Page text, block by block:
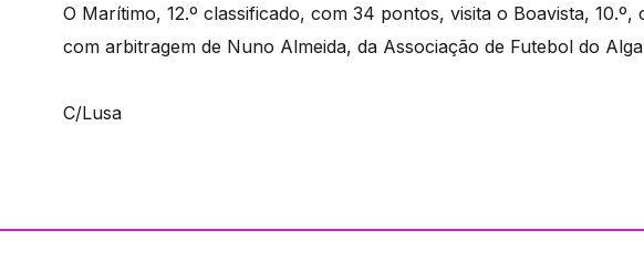
O Marítimo, 12.º classificado, com 34 pontos, visita o Boavista,
com arbitragem de Nuno Almeida, da Associação de Futebol do
C/Lusa